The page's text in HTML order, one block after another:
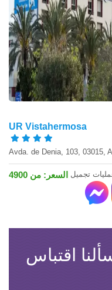
UR Vistahermosa
تجميل
اقتباس